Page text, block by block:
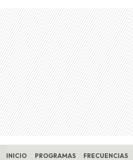
Skip to main content
INICIO PROGRAMAS FRECUENCIAS